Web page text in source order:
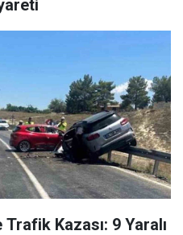
Kazası: 9 Yaralı